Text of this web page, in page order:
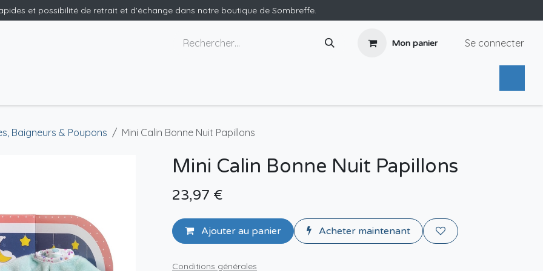
et possibilité de retrait et d'échange dans notre boutique de Sombreffe.
Mon panier Se connecter
Baigneurs & Poupons Mini Calin Bonne Nuit Papillons
Mini Calin Bonne Nuit Papillons
23,97 €
Ajouter au panier Acheter maintenant
Conditions générales